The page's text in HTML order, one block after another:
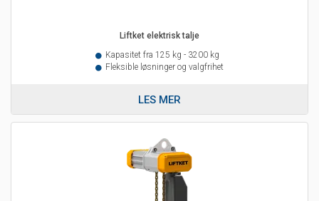
Liftket elektrisk talje
Kapasitet fra 125 kg - 3200 kg
Fleksible løsninger og valgfrihet
LES MER